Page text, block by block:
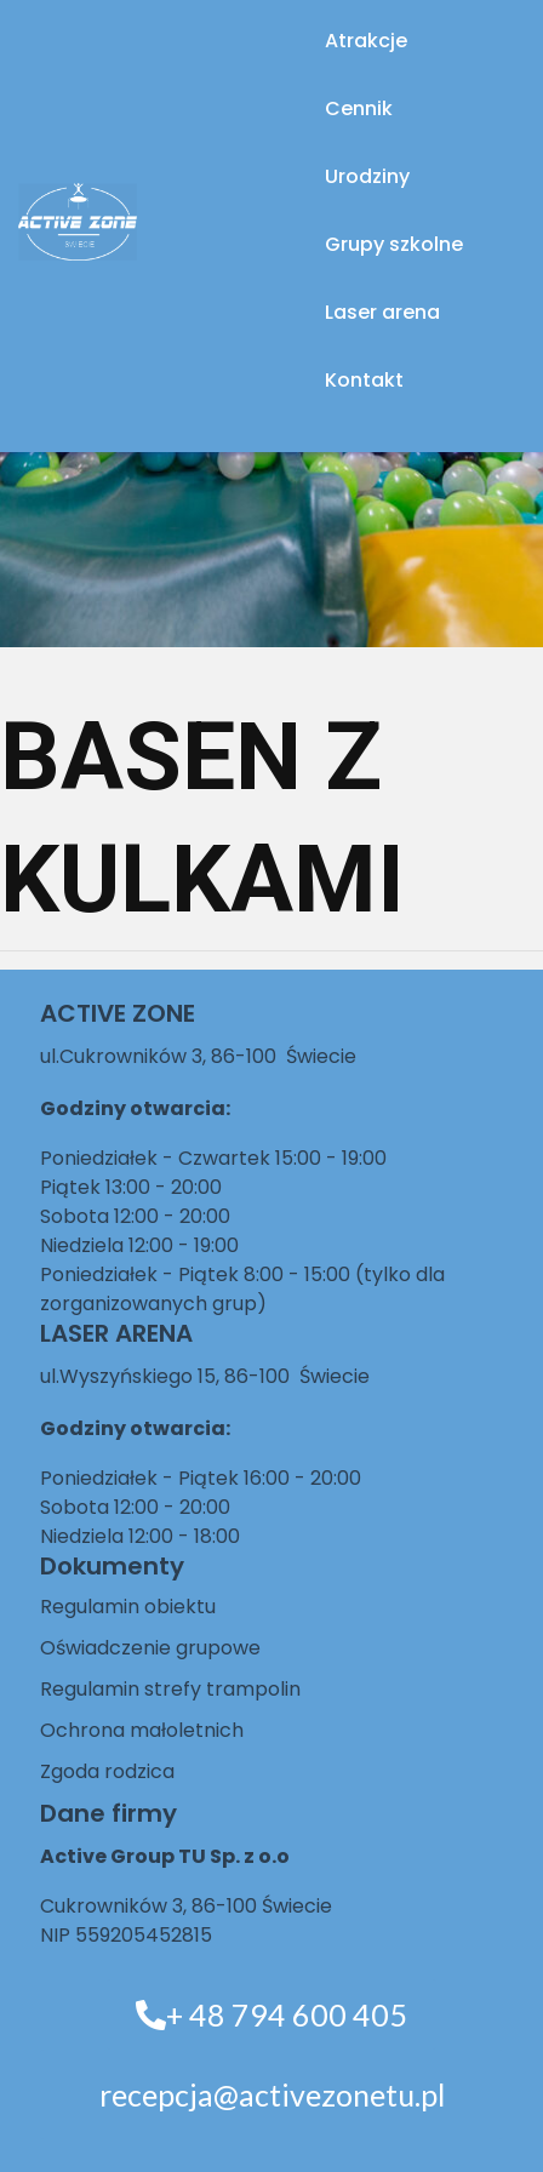
Atrakcje
Cennik
Urodziny
Grupy szkolne
Laser arena
Kontakt
BASEN Z
KULKAMI
ACTIVE ZONE
ul.Cukrowników 3, 86-100 Świecie
Godziny otwarcia:
Poniedziałek - Czwartek 15:00 - 19:00
Piątek 13:00 - 20:00
Sobota 12:00 - 20:00
Niedziela 12:00 - 19:00
Poniedziałek - Piątek 8:00 - 15:00 (tylko dla
zorganizowanych grup)
LASER ARENA
ul.Wyszyńskiego 15, 86-100 Świecie
Godziny otwarcia:
Poniedziałek - Piątek 16:00 - 20:00
Sobota 12:00 - 20:00
Niedziela 12:00 - 18:00
Dokumenty
Regulamin obiektu
Oświadczenie grupowe
Regulamin strefy trampolin
Ochrona małoletnich
Zgoda rodzica
Dane firmy
Active Group TU Sp. z o.o
Cukrowników 3, 86-100 Świecie
NIP 559205452815
+ 48 794 600 405
recepcja@activezonetu.pl